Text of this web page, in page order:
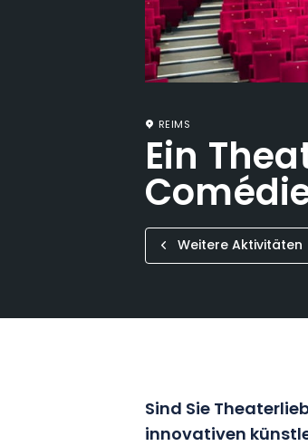
REIMS
Ein
Weitere Aktivitäten
Sind Sie
innovativen